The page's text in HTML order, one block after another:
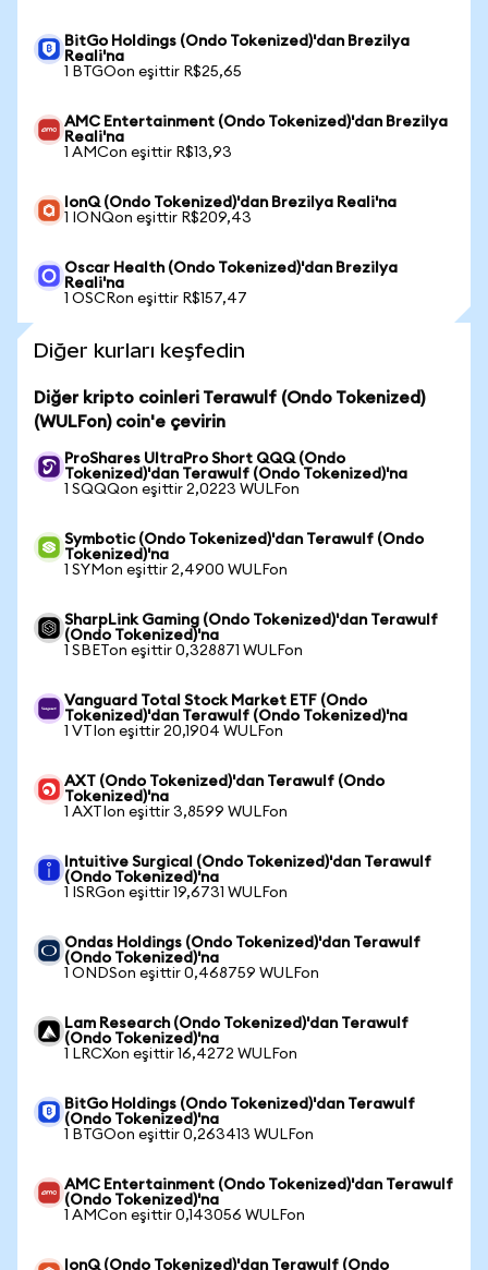
BitGo Holdings (Ondo Tokenized)'dan Brezilya
Reali'na
1 BTGOon eşittir R$25,65
AMC Entertainment (Ondo Tokenized)'dan Brezilya
Reali'na
1 AMCon eşittir R$13,93
IonQ (Ondo Tokenized)'dan Brezilya Reali'na
1 IONQon eşittir R$209,43
Oscar Health (Ondo Tokenized)'dan Brezilya
Reali'na
1 OSCRon eşittir R$157,47
Diğer kurları keşfedin
Diğer kripto coinleri Terawulf (Ondo Tokenized)
(WULFon) coin'e çevirin
ProShares UltraPro Short QQQ (Ondo
Tokenized)'dan Terawulf (Ondo Tokenized)'na
1 SQQQon eşittir 2,0223 WULFon
Symbotic (Ondo Tokenized)'dan Terawulf (Ondo
Tokenized)'na
1 SYMon eşittir 2,4900 WULFon
SharpLink Gaming (Ondo Tokenized)'dan Terawulf
(Ondo Tokenized)'na
1 SBETon eşittir 0,328871 WULFon
Vanguard Total Stock Market ETF (Ondo
Tokenized)'dan Terawulf (Ondo Tokenized)'na
1 VTIon eşittir 20,1904 WULFon
AXT (Ondo Tokenized)'dan Terawulf (Ondo
Tokenized)'na
1 AXTIon eşittir 3,8599 WULFon
Intuitive Surgical (Ondo Tokenized)'dan Terawulf
(Ondo Tokenized)'na
1 ISRGon eşittir 19,6731 WULFon
Ondas Holdings (Ondo Tokenized)'dan Terawulf
(Ondo Tokenized)'na
1 ONDSon eşittir 0,468759 WULFon
Lam Research (Ondo Tokenized)'dan Terawulf
(Ondo Tokenized)'na
1 LRCXon eşittir 16,4272 WULFon
BitGo Holdings (Ondo Tokenized)'dan Terawulf
(Ondo Tokenized)'na
1 BTGOon eşittir 0,263413 WULFon
AMC Entertainment (Ondo Tokenized)'dan Terawulf
(Ondo Tokenized)'na
1 AMCon eşittir 0,143056 WULFon
IonQ (Ondo Tokenized)'dan Terawulf (Ondo